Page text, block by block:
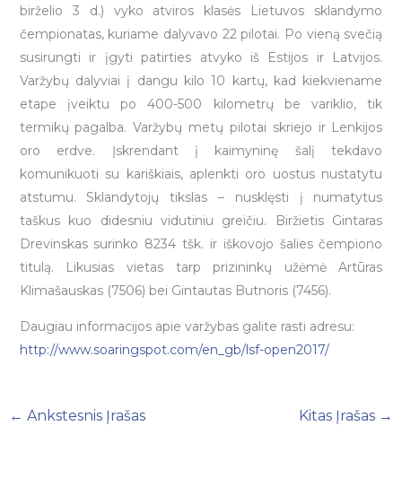
birželio 3 d.) vyko atviros klasės Lietuvos sklandymo
čempionatas, kuriame dalyvavo 22 pilotai. Po vieną svečią
susirungti ir įgyti patirties atvyko iš Estijos ir Latvijos.
Varžybų dalyviai į dangu kilo 10 kartų, kad kiekviename
etape įveiktu po 400-500 kilometrų be variklio, tik
termikų pagalba.Varžybų metų pilotai skriejo ir Lenkijos
oro erdve. Įskrendant į kaimyninę šalį tekdavo
komunikuoti su kariškiais, aplenkti oro uostus nustatytu
atstumu. Sklandytojų tikslas – nusklęsti į numatytus
taškus kuo didesniu vidutiniu greičiu. Biržietis Gintaras
Drevinskas surinko 8234 tšk. ir iškovojo šalies čempiono
titulą. Likusias vietas tarp prizininkų užėmė Artūras
Klimašauskas (7506) bei Gintautas Butnoris (7456).
Daugiau informacijos apie varžybas galite rasti adresu:
http://www.soaringspot.com/en_gb/lsf-open2017/
← Ankstesnis Įrašas Kitas Įrašas →